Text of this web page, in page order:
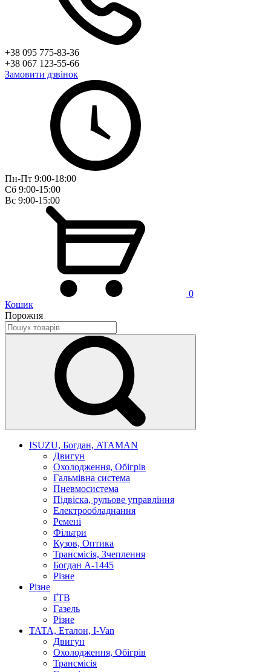
+38 095 775-83-36
+38 067 123-55-66
Замовити дзвінок
Пн-Пт 9:00-18:00
Сб 9:00-15:00
Вс 9:00-15:00
0
Кошик
Порожня
ISUZU, Богдан, ATAMAN
Двигун
Охолодження, Обігрів
Гальмівна система
Пневмосистема
Підвіска, рульове управління
Електрообладнання
Ремені
Фільтри
Кузов, Оптика
Трансмісія, Зчеплення
Богдан А-1445
Різне
Різне
ҐТВ
Газель
Різне
ТАТА, Еталон, I-Van
Двигун
Охолодження, Обігрів
Трансмісія